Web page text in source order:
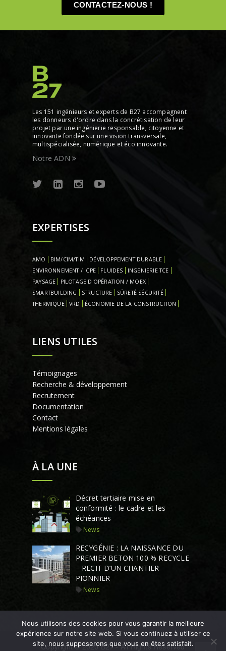
CONTACTEZ-NOUS !
Les 151 ingénieurs et experts de B27 accompagnent
les donneurs d'ordre dans la concrétisation de leur
projet par une ingénierie responsable, citoyenne et
innovante fondée sur une vision transversale,
multispécialisée, numérique et éco innovante.
Notre ADN
EXPERTISES
AMO BIM/CIM/TIM
DÉVELOPPEMENT DURABLE
ENVIRONNEMENT / ICPE
FLUIDES
INGENIERIE TCE
PAYSAGE
PILOTAGE D'OPÉRATION / MOEX
SMARTBUILDING
STRUCTURE
SÛRETÉ SÉCURITÉ
THERMIQUE
VRD ÉCONOMIE DE LA CONSTRUCTION
LIENS UTILES
Témoignages
Recherche & développement
Recrutement
Documentation
Contact
Mentions légales
À LA UNE
Décret tertiaire mise en
conformité : le cadre et les
échéances
News
RECYGÉNIE : LA NAISSANCE DU
PREMIER BETON 100 % RECYCLE
– RECIT D’UN CHANTIER
PIONNIER
News
Copyright © 2020 B27 - All Rights Reserved
Nous utilisons des cookies pour vous garantir la meilleure
expérience sur notre site web. Si vous continuez à utiliser ce
site, nous supposerons que vous en êtes satisfait.